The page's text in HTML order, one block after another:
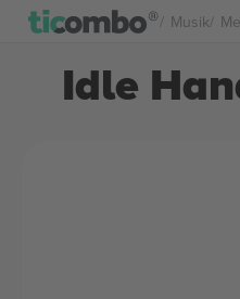
Musik
Idle